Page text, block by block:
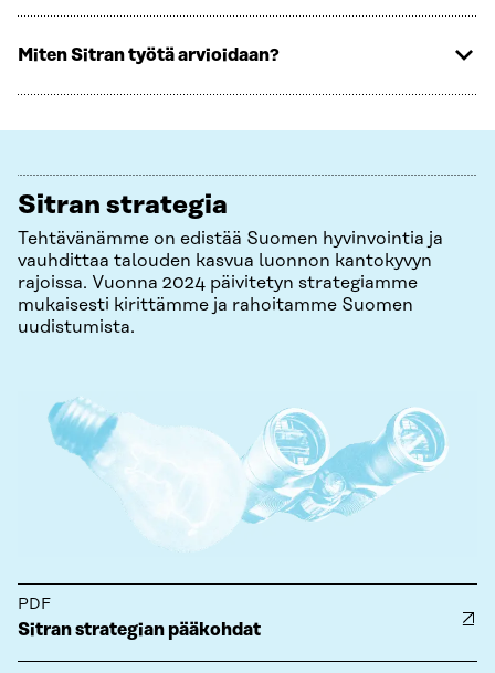
Miten Sitran työtä arvioidaan?
Sitran strategia
Tehtävänämme on edistää Suomen hyvinvointia ja
vauhdittaa talouden kasvua luonnon kantokyvyn
rajoissa. Vuonna 2024 päivitetyn strategiamme
mukaisesti kirittämme ja rahoitamme Suomen
uudistumista.
PDF
Sitran strategian pääkohdat